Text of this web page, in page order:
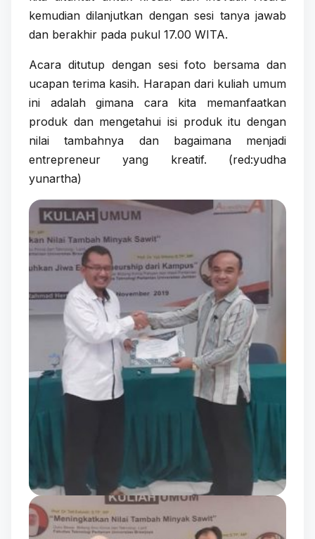
kemudian dilanjutkan dengan sesi tanya jawab
dan berakhir pada pukul 17.00 WITA.
Acara ditutup dengan sesi foto bersama dan
ucapan terima kasih. Harapan dari kuliah umum
ini adalah gimana cara kita memanfaatkan
produk dan mengetahui isi produk itu dengan
nilai tambahnya dan bagaimana menjadi
entrepreneur yang kreatif. (red:yudha
yunartha)